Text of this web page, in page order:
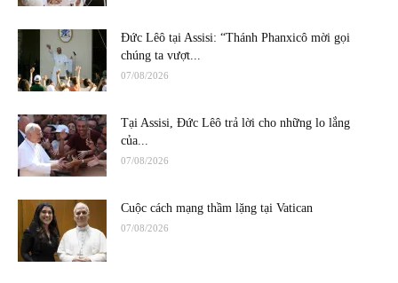
Đức Lêô tại Assisi: “Thánh Phanxicô mời gọi
chúng ta vượt...
07/08/2026
Tại Assisi, Đức Lêô trả lời cho những lo lắng
của...
07/08/2026
Cuộc cách mạng thầm lặng tại Vatican
07/08/2026